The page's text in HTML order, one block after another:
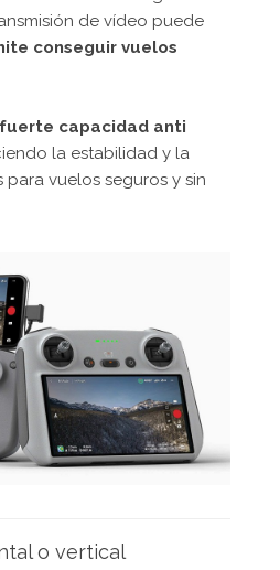
de vídeo puede
conseguir vuelos
fuerte capacidad anti
la estabilidad y la
vuelos seguros y sin
o vertical